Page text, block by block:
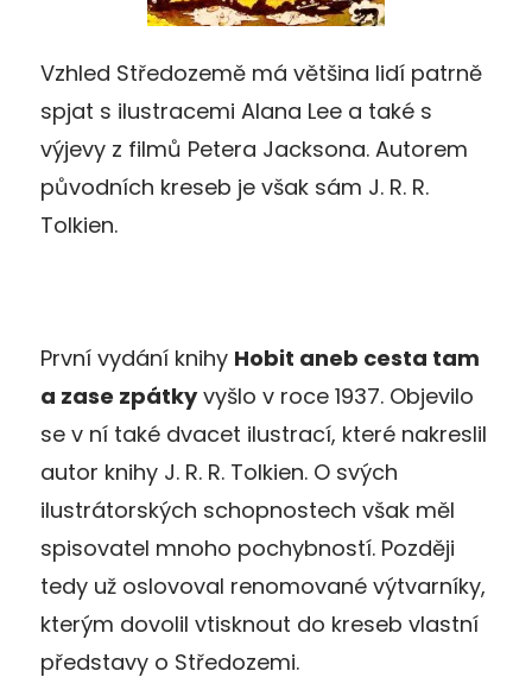
Vzhled Středozemě má většina lidí patrně
spjat s ilustracemi Alana Lee a také s
výjevy z filmů Petera Jacksona. Autorem
původních kreseb je však sám J. R. R.
Tolkien.
První vydání knihy Hobit aneb cesta tam
a zase zpátkyvyšlo v roce 1937. Objevilo
se v ní také dvacet ilustrací, které nakreslil
autor knihy J. R. R. Tolkien. O svých
ilustrátorských schopnostech však měl
spisovatel mnoho pochybností. Později
tedy už oslovoval renomované výtvarníky,
kterým dovolil vtisknout do kreseb vlastní
představy o Středozemi.